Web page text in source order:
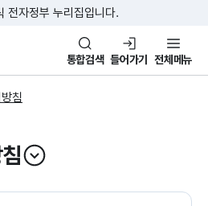
본문 바로가기
주메뉴 바로가기
전자정부 누리집입니다.
나라, 함께 행복
통합검색 들어가기 전체메뉴
침